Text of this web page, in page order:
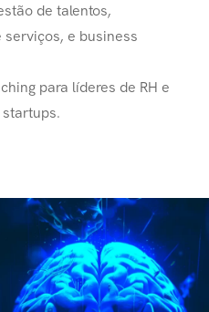
de talentos,
serviços, e business
para líderes de RH e